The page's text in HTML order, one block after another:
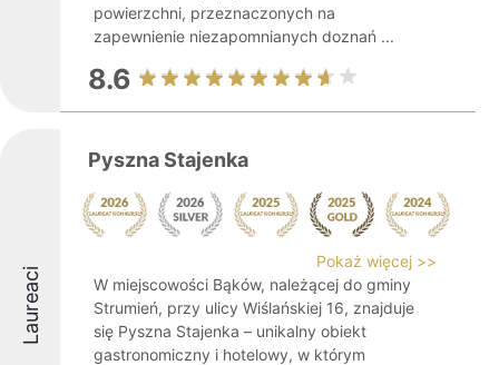
powierzchni, przeznaczonych na
zapewnienie niezapomnianych doznań ...
8.6
Laureaci
Pyszna Stajenka
Pokaż więcej >>
W miejscowości Bąków, należącej do gminy
Strumień, przy ulicy Wiślańskiej 16, znajduje
się Pyszna Stajenka – unikalny obiekt
gastronomiczny i hotelowy, w którym